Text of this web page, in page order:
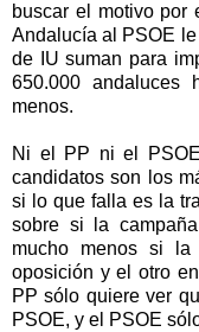
buscar el motivo por
Andalucía al PSOE
de IU suman para
650.000
menos.
Ni el PP ni el
candidatos son los
si lo que falla es la
sobre si la
mucho menos si
oposición y el otro
PP sólo quiere ver
PSOE, y el PSOE